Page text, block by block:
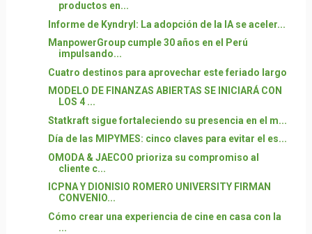
productos en...
Informe de Kyndryl: La adopción de la IA se aceler...
ManpowerGroup cumple 30 años en el Perú
impulsando...
Cuatro destinos para aprovechar este feriado largo
MODELO DE FINANZAS ABIERTAS SE INICIARÁ CON
LOS 4 ...
Statkraft sigue fortaleciendo su presencia en el m...
Día de las MIPYMES: cinco claves para evitar el es...
OMODA & JAECOO prioriza su compromiso al
cliente c...
ICPNA Y DIONISIO ROMERO UNIVERSITY FIRMAN
CONVENIO...
Cómo crear una experiencia de cine en casa con la
...